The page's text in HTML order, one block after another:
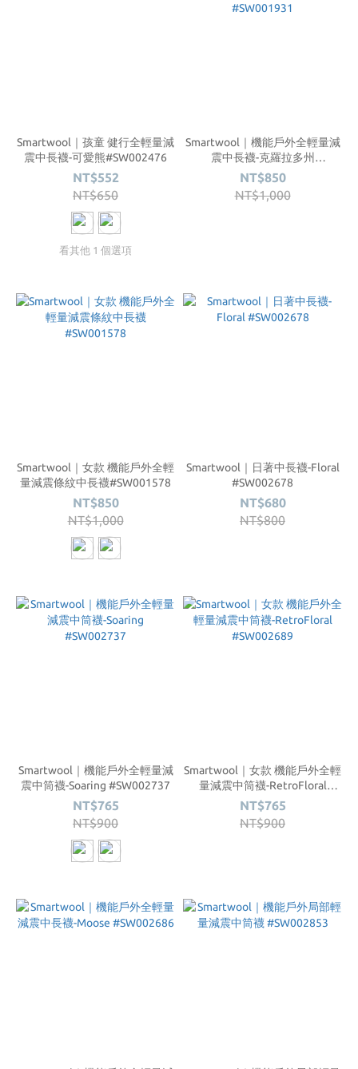
Smartwool｜孩童 健行全輕量減
震中長襪-可愛熊#SW002476
NT$552
NT$650
看其他 1 個選項
Smartwool｜機能戶外全輕量減
震中長襪-克羅拉多州
#SW001931
NT$850
NT$1,000
Smartwool｜女款 機能戶外全輕
量減震條紋中長襪#SW001578
NT$850
NT$1,000
Smartwool｜日著中長襪-Floral
#SW002678
NT$680
NT$800
Smartwool｜機能戶外全輕量減
震中筒襪-Soaring #SW002737
NT$765
NT$900
Smartwool｜女款 機能戶外全輕
量減震中筒襪-RetroFloral
#SW002689
NT$765
NT$900